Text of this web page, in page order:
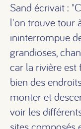
Sand écrivait :
l'on trouve tour
ininterrompue
grandioses,
car la rivière est
bien des
monter et
voir les